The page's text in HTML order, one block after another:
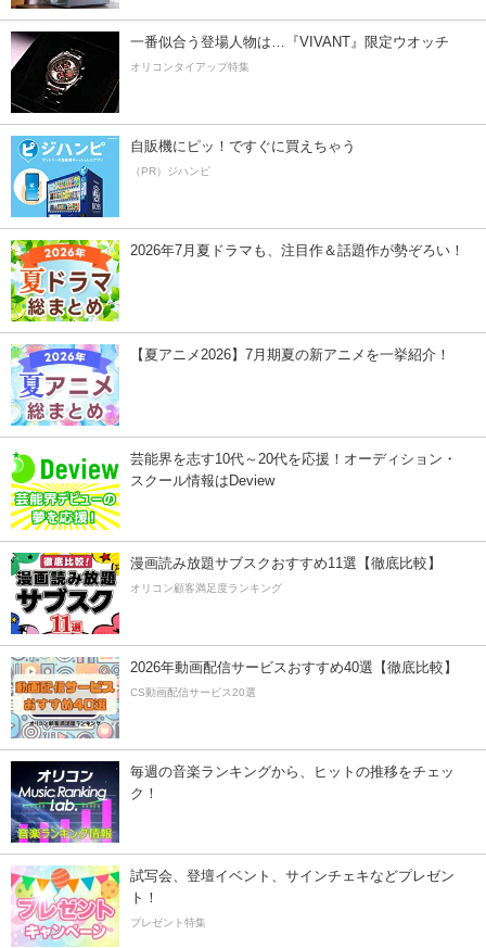
一番似合う登場人物は…『VIVANT』限定ウオッチ
オリコンタイアップ特集
自販機にピッ！ですぐに買えちゃう
（PR）ジハンピ
2026年7月夏ドラマも、注目作＆話題作が勢ぞろい！
【夏アニメ2026】7月期夏の新アニメを一挙紹介！
芸能界を志す10代～20代を応援！オーディション・
スクール情報はDeview
漫画読み放題サブスクおすすめ11選【徹底比較】
オリコン顧客満足度ランキング
2026年動画配信サービスおすすめ40選【徹底比較】
CS動画配信サービス20選
毎週の音楽ランキングから、ヒットの推移をチェッ
ク！
試写会、登壇イベント、サインチェキなどプレゼン
ト！
プレゼント特集